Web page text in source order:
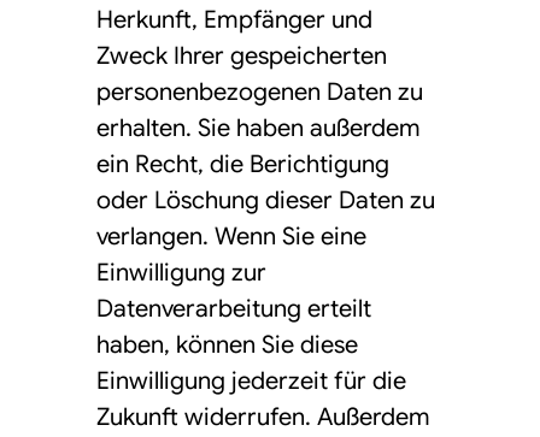
Herkunft, Empfänger und
Zweck Ihrer gespeicherten
personenbezogenen Daten zu
erhalten. Sie haben außerdem
ein Recht, die Berichtigung
oder Löschung dieser Daten zu
verlangen. Wenn Sie eine
Einwilligung zur
Datenverarbeitung erteilt
haben, können Sie diese
Einwilligung jederzeit für die
Zukunft widerrufen. Außerdem